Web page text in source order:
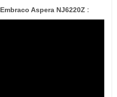
Embraco Aspera NJ6220Z :